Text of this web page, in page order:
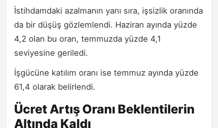
İstihdamdaki azalmanın yanı sıra, işsizlik oranında
da bir düşüş gözlemlendi. Haziran ayında yüzde
4,2 olan bu oran, temmuzda yüzde 4,1
seviyesine geriledi.
İşgücüne katılım oranı ise temmuz ayında yüzde
61,4 olarak belirlendi.
Ücret Artış Oranı Beklentilerin
Altında Kaldı